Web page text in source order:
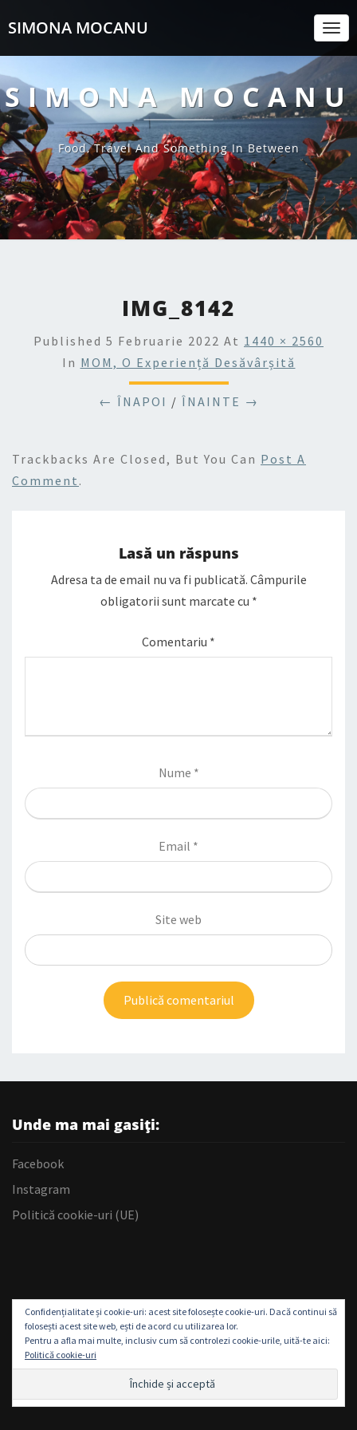
SIMONA MOCANU
SIMONA MOCANU
Food, Travel And Something In Between
IMG_8142
Published 5 Februarie 2022 At 1440 × 2560
In MOM, O Experiență Desăvârșită
← ÎNAPOI / ÎNAINTE →
Trackbacks Are Closed, But You Can Post A
Comment .
Lasă un răspuns
Adresa ta de email nu va fi publicată. Câmpurile
obligatorii sunt marcate cu *
Comentariu *
Nume *
Email *
Site web
Unde ma mai gasiți:
Facebook
Instagram
Politică cookie-uri (UE)
Confidențialitate și cookie-uri: acest site folosește cookie-uri. Dacă continui să
folosești acest site web, ești de acord cu utilizarea lor.
Pentru a afla mai multe, inclusiv cum să controlezi cookie-urile, uită-te aici:
Politică cookie-uri